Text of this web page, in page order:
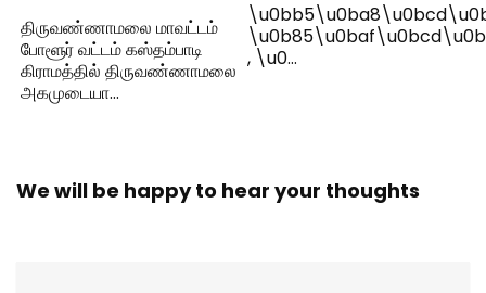
திருவண்ணாமலை மாவட்டம்
போளூர் வட்டம் கஸ்தம்பாடி
கிராமத்தில் திருவண்ணாமலை
அகமுடையா…
, \u0…
We will be happy to hear your thoughts